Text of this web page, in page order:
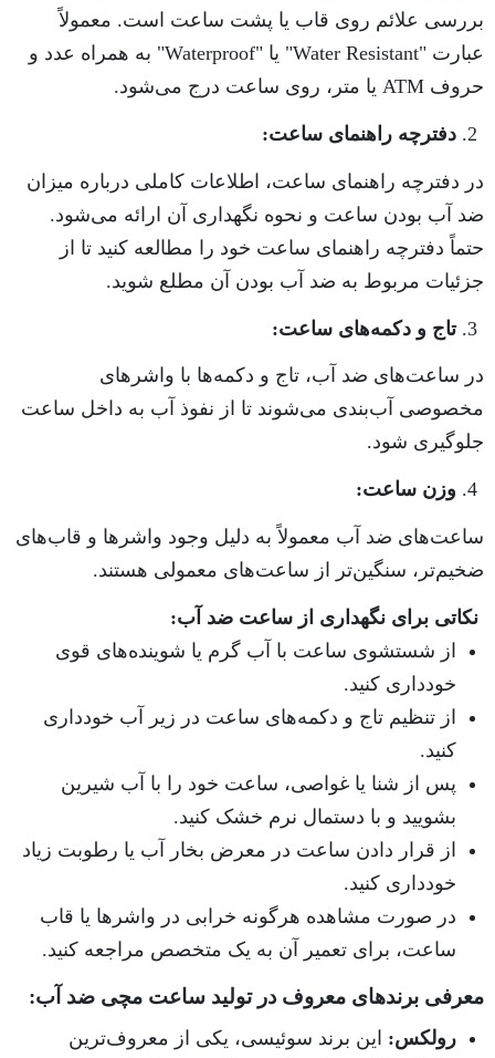
بررسی علائم روی قاب یا پشت ساعت است. معمولاً
عبارت "Water Resistant" یا "Waterproof" به همراه عدد و
حروف ATM یا متر، روی ساعت درج می‌شود.
دفترچه راهنمای ساعت:
در دفترچه راهنمای ساعت، اطلاعات کاملی درباره میزان
ضد آب بودن ساعت و نحوه نگهداری آن ارائه می‌شود.
حتماً دفترچه راهنمای ساعت خود را مطالعه کنید تا از
جزئیات مربوط به ضد آب بودن آن مطلع شوید.
تاج و دکمه‌های ساعت:
در ساعت‌های ضد آب، تاج و دکمه‌ها با واشرهای
مخصوصی آب‌بندی می‌شوند تا از نفوذ آب به داخل ساعت
جلوگیری شود.
وزن ساعت:
ساعت‌های ضد آب معمولاً به دلیل وجود واشرها و قاب‌های
ضخیم‌تر، سنگین‌تر از ساعت‌های معمولی هستند.
نکاتی برای نگهداری از ساعت ضد آب:
از شستشوی ساعت با آب گرم یا شوینده‌های قوی
خودداری کنید.
از تنظیم تاج و دکمه‌های ساعت در زیر آب خودداری
کنید.
پس از شنا یا غواصی، ساعت خود را با آب شیرین
بشویید و با دستمال نرم خشک کنید.
از قرار دادن ساعت در معرض بخار آب یا رطوبت زیاد
خودداری کنید.
در صورت مشاهده هرگونه خرابی در واشرها یا قاب
ساعت، برای تعمیر آن به یک متخصص مراجعه کنید.
معرفی برندهای معروف در تولید ساعت مچی ضد آب:
رولکس: این برند سوئیسی، یکی از معروف‌ترین